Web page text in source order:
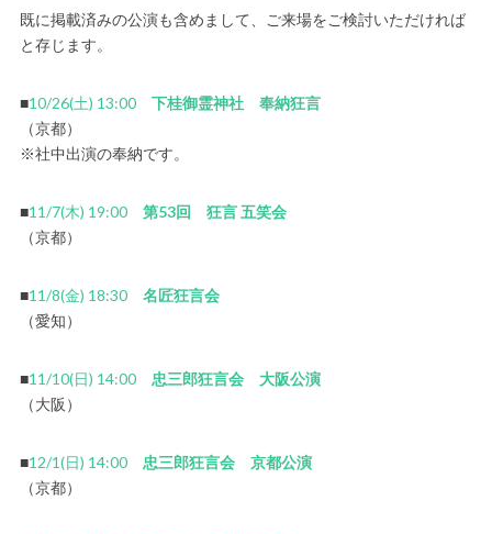
既に掲載済みの公演も含めまして、ご来場をご検討いただければ
と存じます。
■10/26(土) 13:00 下桂御霊神社 奉納狂言
（京都）
※社中出演の奉納です。
■11/7(木) 19:00 第53回 狂言 五笑会
（京都）
■11/8(金) 18:30 名匠狂言会
（愛知）
■11/10(日) 14:00 忠三郎狂言会 大阪公演
（大阪）
■12/1(日) 14:00 忠三郎狂言会 京都公演
（京都）